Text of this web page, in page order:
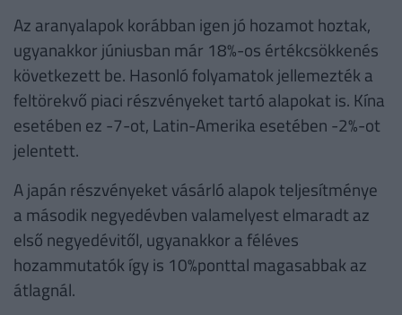
Az aranyalapok korábban igen jó hozamot hoztak,
ugyanakkor júniusban már 18%-os értékcsökkenés
következett be. Hasonló folyamatok jellemezték a
feltörekvő piaci részvényeket tartó alapokat is. Kína
esetében ez -7-ot, Latin-Amerika esetében -2%-ot
jelentett.
A japán részvényeket vásárló alapok teljesítménye
a második negyedévben valamelyest elmaradt az
első negyedévitől, ugyanakkor a féléves
hozammutatók így is 10%ponttal magasabbak az
átlagnál.